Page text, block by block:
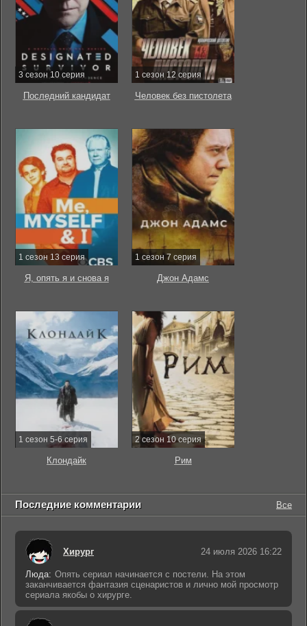
3 сезон 10 серия
Последний кандидат
1 сезон 12 серия
Человек без пистолета
1 сезон 13 серия
Я, опять я и снова я
1 сезон 7 серия
Джон Адамс
1 сезон 5-6 серия
Клондайк
2 сезон 10 серия
Рим
Последние комментарии Все
Хирург 24 июля 2026 16:22
Люда: Опять сериал начинается с постели. На этом
заканчивается фантазия сценаристов и лично мой просмотр
сериала якобы о хирурге.